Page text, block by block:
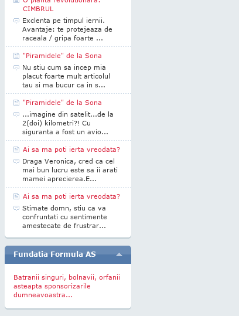
CIMBRUL
Exclenta pe timpul iernii.
Avantaje: te protejeaza de
raceala / gripa foarte ...
"Piramidele" de la Sona
Nu stiu cum sa incep mia
placut foarte mult articolul
tau si ma bucur ca in s...
"Piramidele" de la Sona
...imagine din satelit...de la
2(doi) kilometri?! Cu
siguranta a fost un avio...
Ai sa ma poti ierta vreodata?
Draga Veronica, cred ca cel
mai bun lucru este sa ii arati
mamei aprecierea.E...
Ai sa ma poti ierta vreodata?
Stimate domn, stiu ca va
confruntati cu sentimente
amestecate de frustrar...
Fundatia Formula AS
Batranii singuri, bolnavii, orfanii
asteapta sponsorizarile
dumneavoastra...